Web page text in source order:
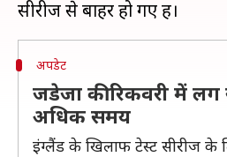
अपडेट
जडेजा की रिकवरी में लग
अधिक समय
इंग्लैंड के खिलाफ टेस्ट सीरीज के